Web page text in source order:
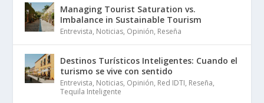
Managing Tourist Saturation vs.
Imbalance in Sustainable Tourism
Entrevista, Noticias, Opinión, Reseña
Destinos Turísticos Inteligentes: Cuando el
turismo se vive con sentido
Entrevista, Noticias, Opinión, Red IDTI, Reseña,
Tequila Inteligente